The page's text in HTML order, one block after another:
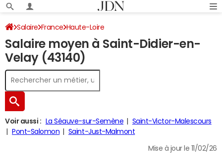
Salaire France Haute-Loire
Salaire moyen à Saint-Didier-en-
Velay (43140)
Voir aussi : La Séauve-sur-Semène
Saint-Victor-Malescours
Pont-Salomon
Saint-Just-Malmont
Mise à jour le 11/02/26